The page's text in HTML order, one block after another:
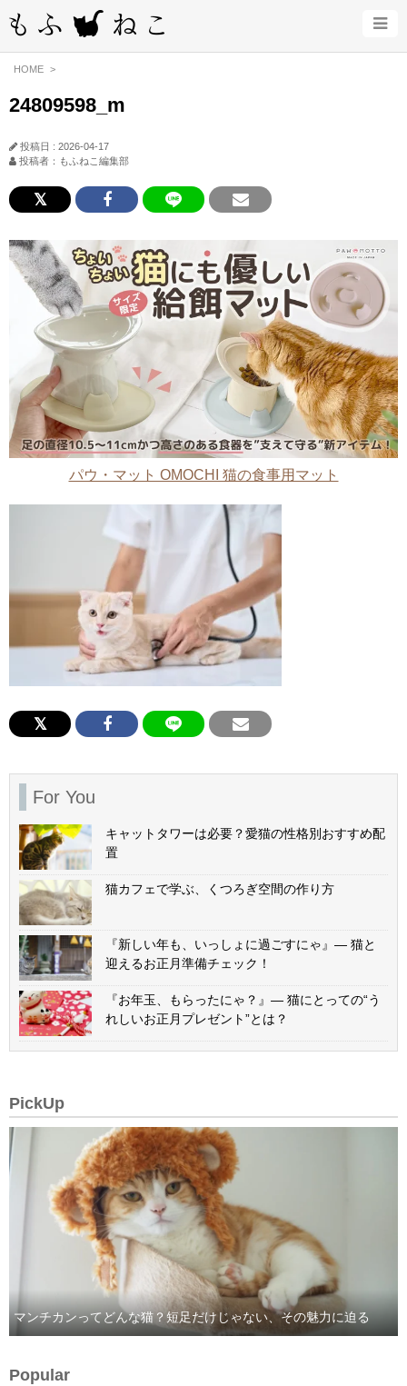
HOME
24809598_m
投稿日 : 2026-04-17
投稿者：もふねこ編集部
パウ・マット OMOCHI 猫の食事用マット
For You
キャットタワーは必要？愛猫の性格別おすすめ配
置
猫カフェで学ぶ、くつろぎ空間の作り方
『新しい年も、いっしょに過ごすにゃ』— 猫と
迎えるお正月準備チェック！
『お年玉、もらったにゃ？』— 猫にとっての“う
れしいお正月プレゼント”とは？
PickUp
マンチカンってどんな猫？短足だけじゃない、その魅力に迫る
Popular